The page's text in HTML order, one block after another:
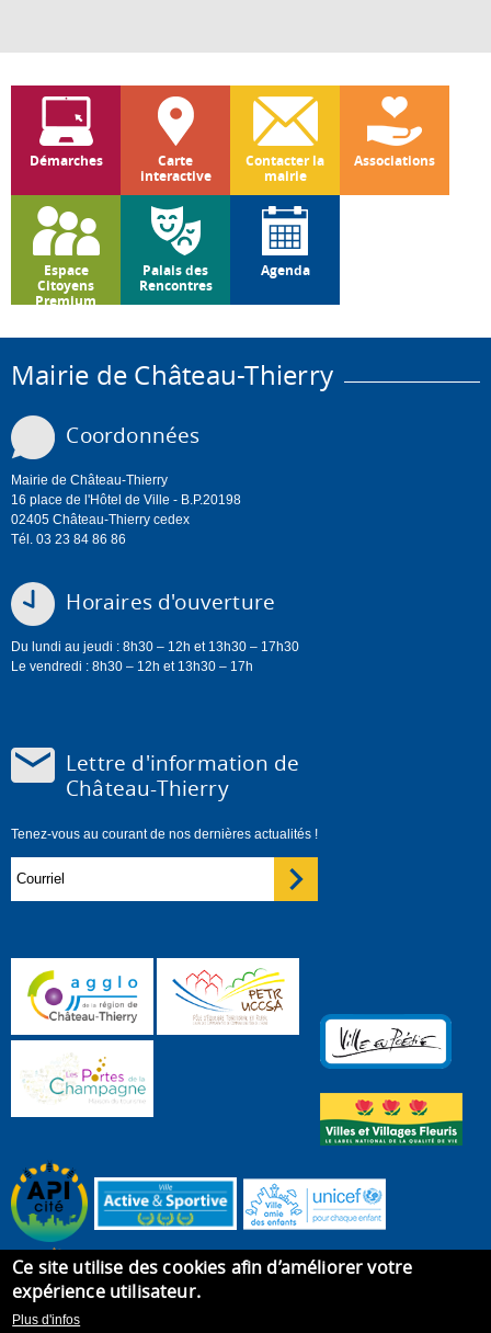
Démarches
Carte
interactive
Contacter la
mairie
Associations
Espace
Citoyens
Premium
Palais des
Rencontres
Agenda
Mairie de Château-Thierry
Coordonnées
Mairie de Château-Thierry
16 place de l'Hôtel de Ville - B.P.20198
02405 Château-Thierry cedex
Tél. 03 23 84 86 86
Horaires d'ouverture
Du lundi au jeudi : 8h30 – 12h et 13h30 – 17h30
Le vendredi : 8h30 – 12h et 13h30 – 17h
Lettre d'information de
Château-Thierry
Tenez-vous au courant de nos dernières actualités !
Ce site utilise des cookies afin d’améliorer votre
expérience utilisateur.
Plus d'infos